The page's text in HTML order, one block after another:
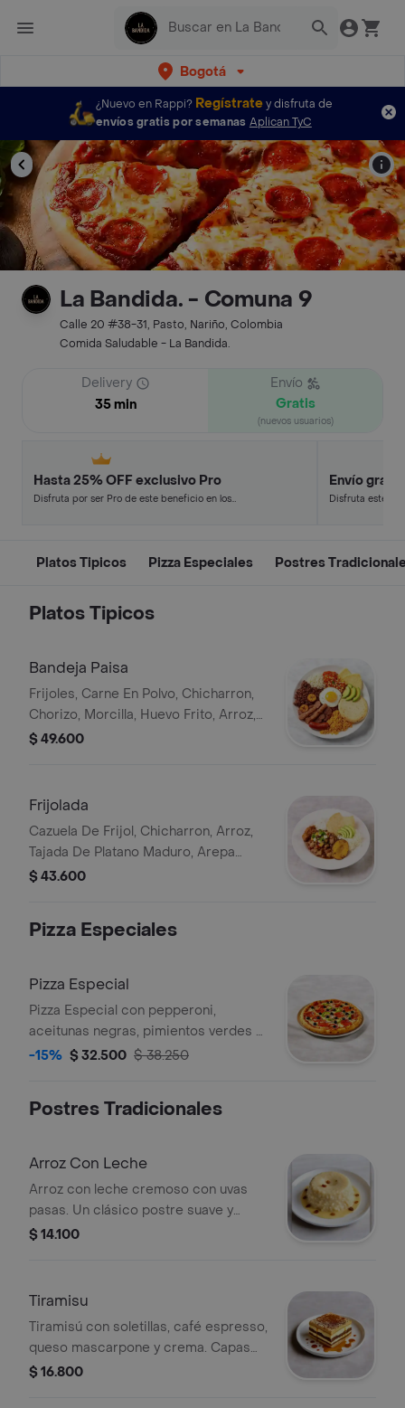
Bogotá
¿Nuevo en Rappi? Regístratey disfruta de
envíos gratis por semanas Aplican TyC
La Bandida. - Comuna 9
Calle 20 #38-31, Pasto, Nariño, Colombia
Comida Saludable - La Bandida.
Delivery
35 min
Envío
Gratis
(nuevos usuarios)
Hasta 25% OFF exclusivo Pro
Disfruta por ser Pro de este beneficio en los
Envío
Disfruta este
Platos Tipicos Pizza Especiales Postres
Platos Tipicos
Bandeja Paisa
Frijoles, Carne En Polvo, Chicharron,
Chorizo, Morcilla, Huevo Frito, Arroz,
Tajada De Platano Maduro, Arepa
$ 49.600
Frijolada
Cazuela De Frijol, Chicharron, Arroz,
Tajada De Platano Maduro, Arepa
Blanca, Hogao, Ensalada Y Aguacate
$ 43.600
Pizza Especiales
Pizza Especial
Pizza Especial con pepperoni,
aceitunas negras, pimientos verdes y
cebolla.
-15% $ 32.500 $ 38.250
Postres Tradicionales
Arroz Con Leche
Arroz con leche cremoso con uvas
pasas. Un clásico postre suave y
delicioso.
$ 14.100
Tiramisu
Tiramisú con soletillas, café espresso,
queso mascarpone y crema. Capas
visibles de cacao espolvoreado.
$ 16.800